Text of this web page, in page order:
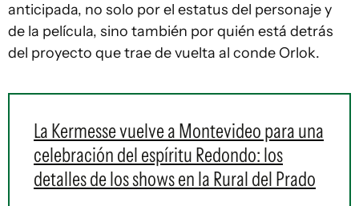
anticipada, no solo por el estatus del personaje y
de la película, sino también por quién está detrás
del proyecto que trae de vuelta al conde Orlok.
La Kermesse vuelve a Montevideo para una
celebración del espíritu Redondo: los
detalles de los shows en la Rural del Prado